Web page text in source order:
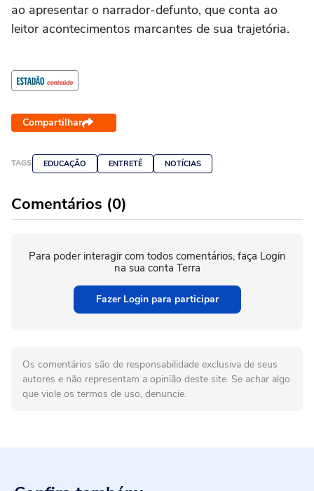
ao apresentar o narrador-defunto, que conta ao
leitor acontecimentos marcantes de sua trajetória.
Compartilhar
TAGS EDUCAÇÃO ENTRETÊ NOTÍCIAS
Comentários (0)
Para poder interagir com todos comentários, faça Login
na sua conta Terra
Fazer Login para participar
Os comentários são de responsabilidade exclusiva de seus
autores e não representam a opinião deste site. Se achar algo
que viole os termos de uso, denuncie.